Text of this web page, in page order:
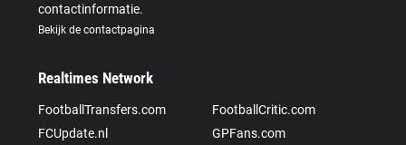
contactinformatie.
Bekijk de contactpagina
Realtimes Network
FootballTransfers.com
FootballCritic.com
FCUpdate.nl
GPFans.com